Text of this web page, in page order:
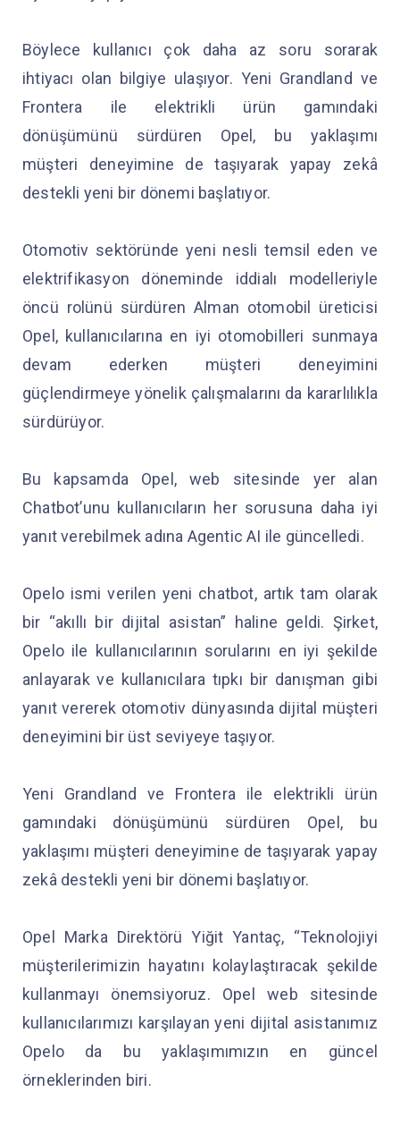
Böylece kullanıcı çok daha az soru sorarak
ihtiyacı olan bilgiye ulaşıyor. Yeni Grandland ve
Frontera ile elektrikli ürün gamındaki
dönüşümünü sürdüren Opel, bu yaklaşımı
müşteri deneyimine de taşıyarak yapay zekâ
destekli yeni bir dönemi başlatıyor.
Otomotiv sektöründe yeni nesli temsil eden ve
elektrifikasyon döneminde iddialı modelleriyle
öncü rolünü sürdüren Alman otomobil üreticisi
Opel, kullanıcılarına en iyi otomobilleri sunmaya
devam ederken müşteri deneyimini
güçlendirmeye yönelik çalışmalarını da kararlılıkla
sürdürüyor.
Bu kapsamda Opel, web sitesinde yer alan
Chatbot’unu kullanıcıların her sorusuna daha iyi
yanıt verebilmek adına Agentic AI ile güncelledi.
Opelo ismi verilen yeni chatbot, artık tam olarak
bir “akıllı bir dijital asistan” haline geldi. Şirket,
Opelo ile kullanıcılarının sorularını en iyi şekilde
anlayarak ve kullanıcılara tıpkı bir danışman gibi
yanıt vererek otomotiv dünyasında dijital müşteri
deneyimini bir üst seviyeye taşıyor.
Yeni Grandland ve Frontera ile elektrikli ürün
gamındaki dönüşümünü sürdüren Opel, bu
yaklaşımı müşteri deneyimine de taşıyarak yapay
zekâ destekli yeni bir dönemi başlatıyor.
Opel Marka Direktörü Yiğit Yantaç, “Teknolojiyi
müşterilerimizin hayatını kolaylaştıracak şekilde
kullanmayı önemsiyoruz. Opel web sitesinde
kullanıcılarımızı karşılayan yeni dijital asistanımız
Opelo da bu yaklaşımımızın en güncel
örneklerinden biri.